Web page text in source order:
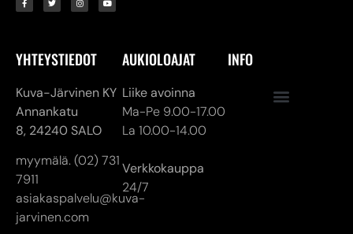
Annankatu
myymälä. (02) 731
asiakaspalvelu@kuva-
jarvinen.com
Verkkokauppa
24/7
© ALL RIGHTS RESERVED